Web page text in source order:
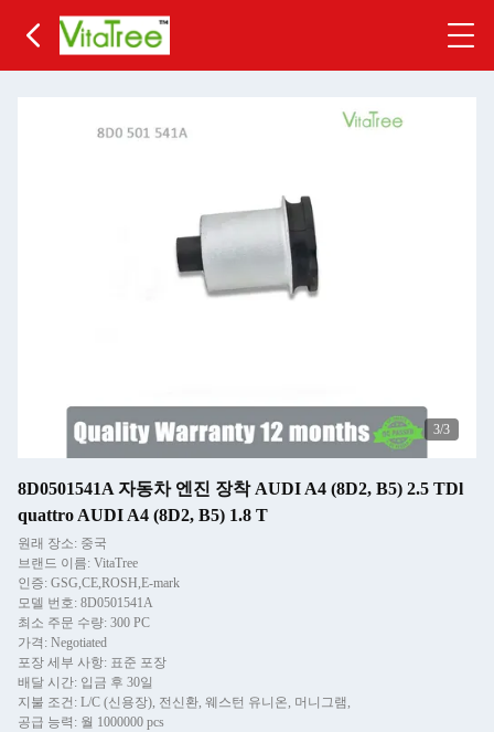
3/3
8D0501541A 자동차 엔진 장착 AUDI A4 (8D2, B5) 2.5 TDl
quattro AUDI A4 (8D2, B5) 1.8 T
원래 장소: 중국
브랜드 이름: VitaTree
인증: GSG,CE,ROSH,E-mark
모델 번호: 8D0501541A
최소 주문 수량: 300 PC
가격: Negotiated
포장 세부 사항: 표준 포장
배달 시간: 입금 후 30일
지불 조건: L/C (신용장), 전신환, 웨스턴 유니온, 머니그램,
공급 능력: 월 1000000 pcs